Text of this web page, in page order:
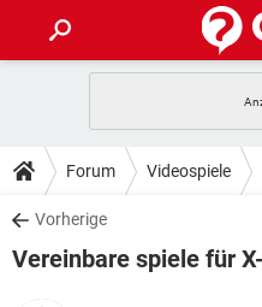
ANDROID
WINDOWS 10
WHATSAPP
TIPPS & TRICKS
SPIELE
DOWNLOADS
SPIELE
Forum Videospiele
Vorherige
Vereinbare spiele für